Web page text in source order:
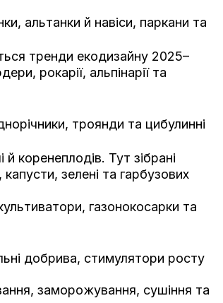
альтанки й навіси, паркани та
тренди екодизайну 2025–
рокарії, альпінарії та
троянди та цибулинні
коренеплодів. Тут зібрані
зелені та гарбузових
газонокосарки та
добрива, стимулятори росту
заморожування, сушіння та